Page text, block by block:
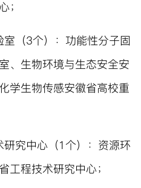
；
室（3个）：功能性分子固
、生物环境与生态安全安
学生物传感安徽省高校重
研究中心（1个）：资源环
工程技术研究中心；